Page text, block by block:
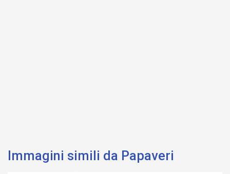
Immagini simili da Papaveri